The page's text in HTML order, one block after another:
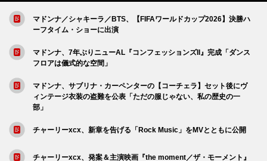
マドンナ／シャキーラ／BTS、【FIFAワールドカップ2026】決勝ハ
ーフタイム・ショーに出演
マドンナ、7年ぶりニューAL『コンフェッションズII』完成「ダンス
フロアは儀式的な空間」
マドンナ、サブリナ・カーペンターの【コーチェラ】セット後にヴ
ィンテージ衣装の盗難を公表「ただの服じゃない、私の歴史の一
部」
チャーリーxcx、新章を告げる「Rock Music」をMVとともに公開
チャーリーxcx、発案＆主演映画『the moment／ザ・モーメント』